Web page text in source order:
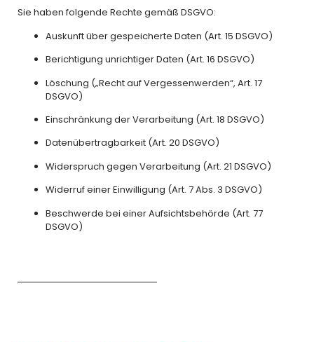
Sie haben folgende Rechte gemäß DSGVO:
Auskunft über gespeicherte Daten (Art. 15 DSGVO)
Berichtigung unrichtiger Daten (Art. 16 DSGVO)
Löschung („Recht auf Vergessenwerden“, Art. 17
DSGVO)
Einschränkung der Verarbeitung (Art. 18 DSGVO)
Datenübertragbarkeit (Art. 20 DSGVO)
Widerspruch gegen Verarbeitung (Art. 21 DSGVO)
Widerruf einer Einwilligung (Art. 7 Abs. 3 DSGVO)
Beschwerde bei einer Aufsichtsbehörde (Art. 77
DSGVO)